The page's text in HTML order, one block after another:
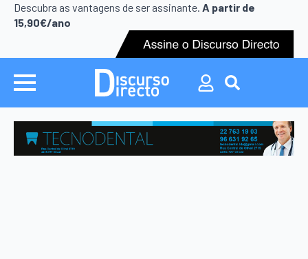
Descubra as vantagens de ser assinante. A partir de
15,90€/ano
Search
for: